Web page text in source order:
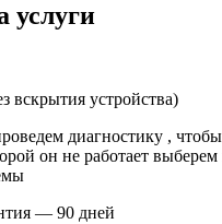
услуги
вскрытия устройства)
диагностику ,
он не работает выберем
— 90 дней